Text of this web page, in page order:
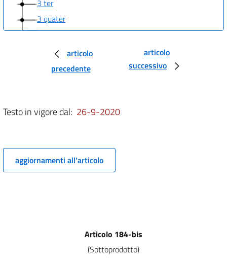
3 ter
3 quater
3 quinquies
3 sexies
3 septies
L'AUTORIZZAZIONE INTEGRATA AMBIENTALE (IPPC)
TITOLO I
(AIA).))
4
5
articolo
precedente
articolo
successivo
Testo in vigore dal: 26-9-2020
aggiornamenti all'articolo
Articolo 184-bis
(Sottoprodotto)